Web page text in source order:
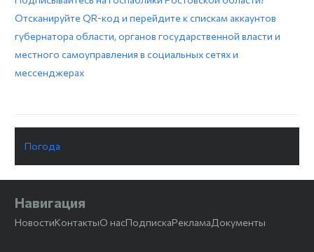
Отсканируйте QR-код и перейдите к спискам аккаунтов
губернатора области, органов государственной власти и
местного самоуправления в социальных сетях и
мессенджерах
Погода
Навигация
НовостиКонтактыО насПодпискаРекламаДокументы